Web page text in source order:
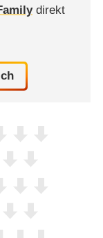
direkt